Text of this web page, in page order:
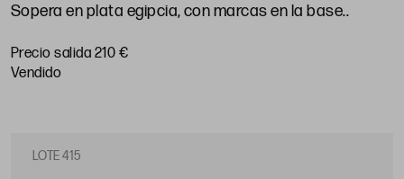
Sopera en plata egipcia, con marcas en la base..
Precio salida 210 €
vendido
LOTE 415